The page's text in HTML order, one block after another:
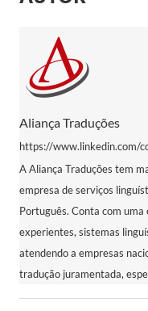
Aliança Traduções
https://www.linkedin.com/
A Aliança Traduções tem
empresa de serviços
Português. Conta com
experientes, sistemas
atendendo a empresas
tradução juramentada,